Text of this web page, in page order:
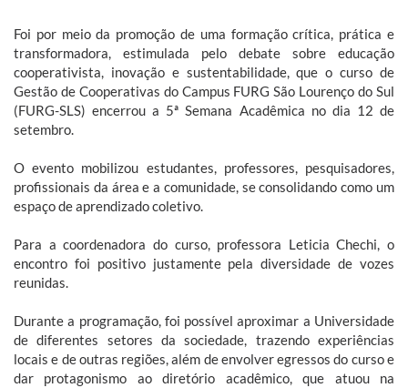
Foi por meio da promoção de uma formação crítica, prática e
transformadora, estimulada pelo debate sobre educação
cooperativista, inovação e sustentabilidade, que o curso de
Gestão de Cooperativas do Campus FURG São Lourenço do Sul
(FURG-SLS) encerrou a 5ª Semana Acadêmica no dia 12 de
setembro.
O evento mobilizou estudantes, professores, pesquisadores,
profissionais da área e a comunidade, se consolidando como um
espaço de aprendizado coletivo.
Para a coordenadora do curso, professora Leticia Chechi, o
encontro foi positivo justamente pela diversidade de vozes
reunidas.
Durante a programação, foi possível aproximar a Universidade
de diferentes setores da sociedade, trazendo experiências
locais e de outras regiões, além de envolver egressos do curso e
dar protagonismo ao diretório acadêmico, que atuou na